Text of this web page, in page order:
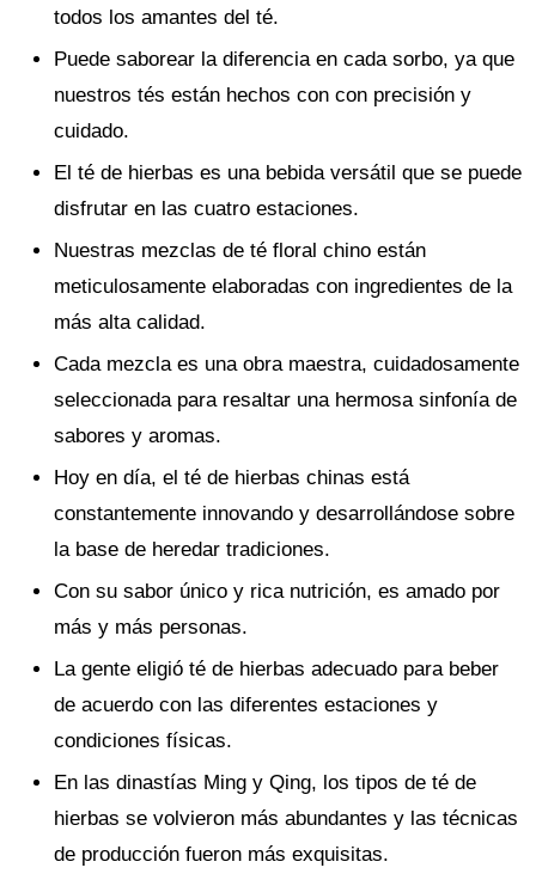
todos los amantes del té.
Puede saborear la diferencia en cada sorbo, ya que
nuestros tés están hechos con con precisión y
cuidado.
El té de hierbas es una bebida versátil que se puede
disfrutar en las cuatro estaciones.
Nuestras mezclas de té floral chino están
meticulosamente elaboradas con ingredientes de la
más alta calidad.
Cada mezcla es una obra maestra, cuidadosamente
seleccionada para resaltar una hermosa sinfonía de
sabores y aromas.
Hoy en día, el té de hierbas chinas está
constantemente innovando y desarrollándose sobre
la base de heredar tradiciones.
Con su sabor único y rica nutrición, es amado por
más y más personas.
La gente eligió té de hierbas adecuado para beber
de acuerdo con las diferentes estaciones y
condiciones físicas.
En las dinastías Ming y Qing, los tipos de té de
hierbas se volvieron más abundantes y las técnicas
de producción fueron más exquisitas.